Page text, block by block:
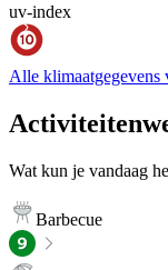
uv-index
Alle klimaatgegevens
Wat kun je vandaag
Barbecue